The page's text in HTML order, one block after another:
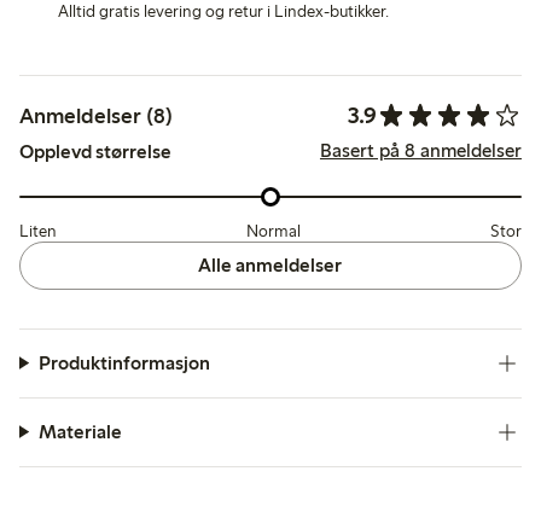
Alltid gratis levering og retur i Lindex-butikker.
Anmeldelser (8) 3.9
Opplevd størrelse Basert på 8 anmeldelser
Liten Normal Stor
Alle anmeldelser
Produktinformasjon
Materiale